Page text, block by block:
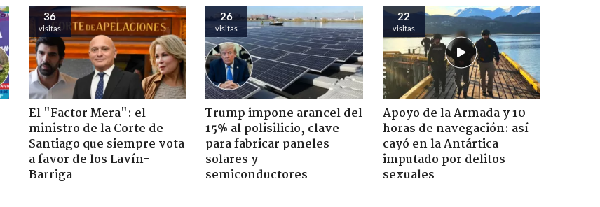
36
visitas
El "Factor Mera": el
ministro de la Corte de
Santiago que siempre vota
a favor de los Lavín-
Barriga
26
visitas
Trump impone arancel del
15% al polisilicio, clave
para fabricar paneles
solares y
semiconductores
22
visitas
Apoyo de la Armada y 10
horas de navegación: así
cayó en la Antártica
imputado por delitos
sexuales